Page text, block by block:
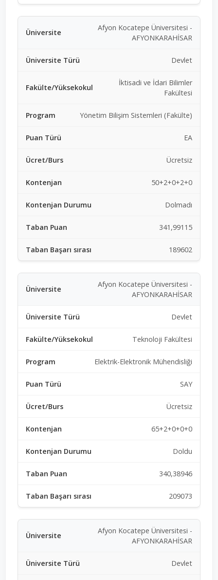
Afyon Kocatepe Üniversitesi -
AFYONKARAHİSAR
Devlet
İktisadi ve İdari Bilimler
Fakültesi
Yönetim Bilişim Sistemleri (Fakülte)
EA
Ücretsiz
50+2+0+2+0
Dolmadı
341,99115
189602
Afyon Kocatepe Üniversitesi -
AFYONKARAHİSAR
Devlet
Teknoloji Fakültesi
Elektrik-Elektronik Mühendisliği
SAY
Ücretsiz
65+2+0+0+0
Doldu
340,38946
209073
Afyon Kocatepe Üniversitesi -
AFYONKARAHİSAR
Devlet